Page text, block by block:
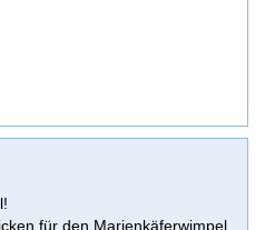
für den Marienkäferwimpel